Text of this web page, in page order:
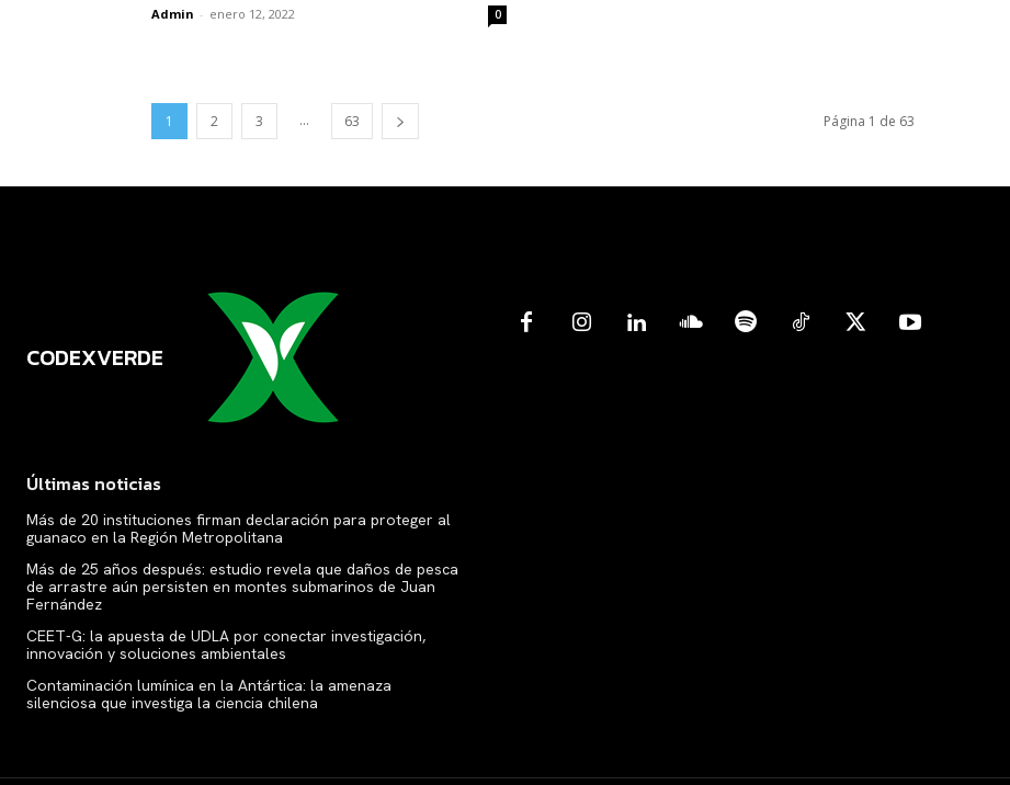
Admin - enero 12, 2022 0
1 2 3 ... 63 Página 1 de 63
CODEXVERDE
Últimas noticias
Más de 20 instituciones firman declaración para proteger al
guanaco en la Región Metropolitana
Más de 25 años después: estudio revela que daños de pesca
de arrastre aún persisten en montes submarinos de Juan
Fernández
CEET-G: la apuesta de UDLA por conectar investigación,
innovación y soluciones ambientales
Contaminación lumínica en la Antártica: la amenaza
silenciosa que investiga la ciencia chilena